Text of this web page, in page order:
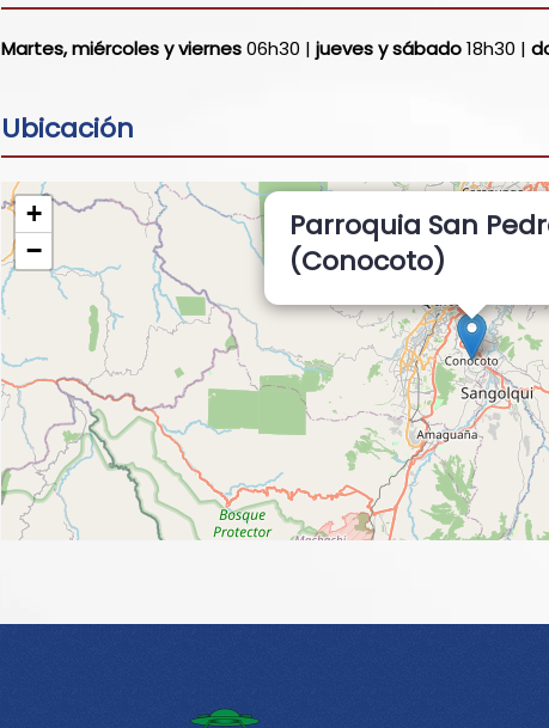
Martes, miércoles y viernes06h30 |jueves y sábado18h30 |
Ubicación
Parroquia San
(Conocoto)
+
−